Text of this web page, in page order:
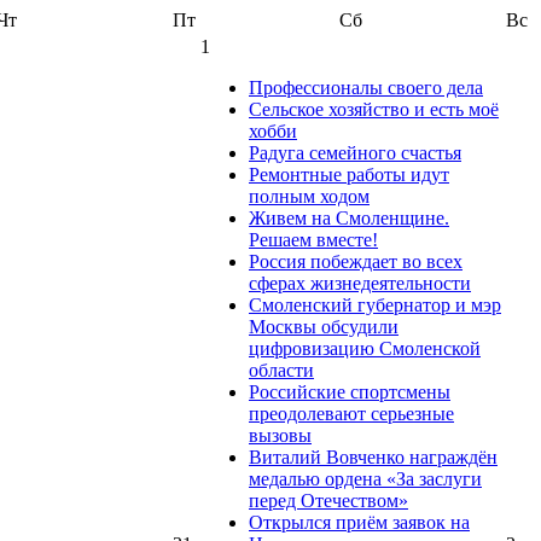
Пт Сб Вс
1
Профессионалы своего дела
Сельское хозяйство и есть моё
хобби
Радуга семейного счастья
Ремонтные работы идут
полным ходом
Живем на Смоленщине.
Решаем вместе!
Россия побеждает во всех
сферах жизнедеятельности
Смоленский губернатор и мэр
Москвы обсудили
цифровизацию Смоленской
области
Российские спортсмены
преодолевают серьезные
вызовы
Виталий Вовченко награждён
медалью ордена «За заслуги
перед Отечеством»
Открылся приём заявок на